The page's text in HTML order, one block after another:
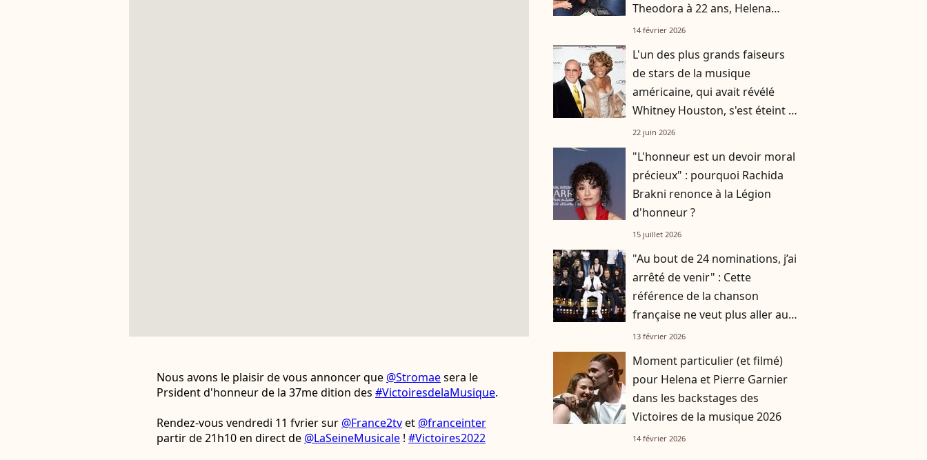
Nous avons le plaisir de vous annoncer que @Stromaesera le
Prsident d'honneur de la 37me dition des #VictoiresdelaMusique.
Rendez-vous vendredi 11 fvrier sur @France2tvet @franceinter
partir de 21h10 en direct de @LaSeineMusicale ! #Victoires2022
Theodora à 22 ans, Helena
sacrée elle aussi
14 février 2026
L'un des plus grands faiseurs
de stars de la musique
américaine, qui avait révélé
Whitney Houston, s'est éteint à
l'âge de 94 ans
22 juin 2026
"L'honneur est un devoir moral
précieux" : pourquoi Rachida
Brakni renonce à la Légion
d'honneur ?
15 juillet 2026
"Au bout de 24 nominations, j’ai
arrêté de venir" : Cette
référence de la chanson
française ne veut plus aller aux
Victoires de la musique
13 février 2026
Moment particulier (et filmé)
pour Helena et Pierre Garnier
dans les backstages des
Victoires de la musique 2026
14 février 2026